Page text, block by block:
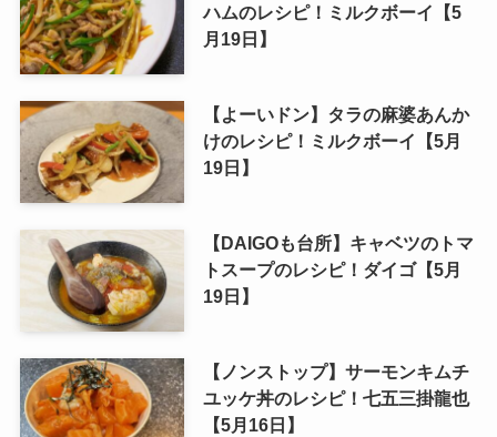
ハムのレシピ！ミルクボーイ【5
月19日】
【よーいドン】タラの麻婆あんか
けのレシピ！ミルクボーイ【5月
19日】
【DAIGOも台所】キャベツのトマ
トスープのレシピ！ダイゴ【5月
19日】
【ノンストップ】サーモンキムチ
ユッケ丼のレシピ！七五三掛龍也
【5月16日】